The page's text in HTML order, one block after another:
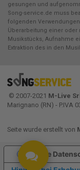
gesungen und
Song-service.de muss
folgenden
Überarbeitung einer oder
Musikstücks, Aufnahme
Extraktion des in den
© 2007-2021 M-Live Srl
Marignano (RN) - P.IVA
Seite wurde erstellt von
Ihre